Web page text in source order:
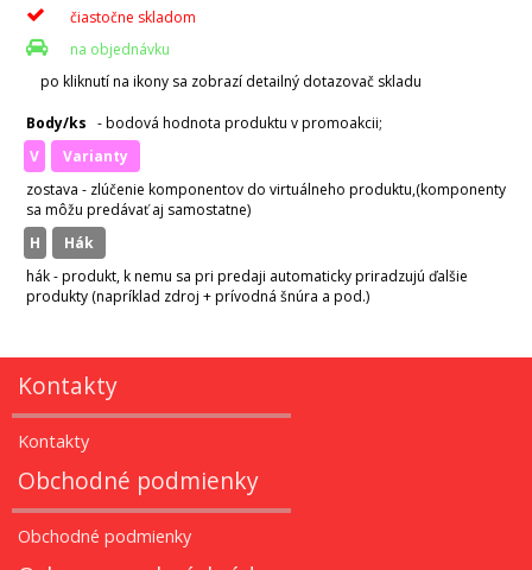
čiastočne skladom
na objednávku
po kliknutí na ikony sa zobrazí detailný dotazovač skladu
Body/ks - bodová hodnota produktu v promoakcii;
v
varianty
zostava - zlúčenie komponentov do virtuálneho produktu,(komponenty
sa môžu predávať aj samostatne)
H
hák
hák - produkt, k nemu sa pri predaji automaticky priradzujú ďalšie
produkty (napríklad zdroj + prívodná šnúra a pod.)
Kontakty
Kontakty
Obchodné podmienky
Obchodné podmienky